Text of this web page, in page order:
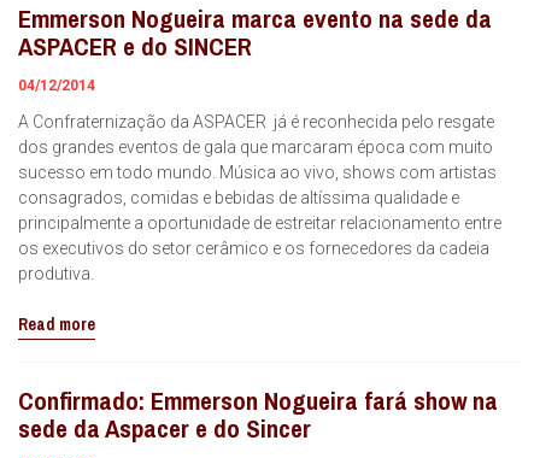
Emmerson Nogueira marca evento na sede da
ASPACER e do SINCER
04/12/2014
A Confraternização da ASPACER já é reconhecida pelo resgate
dos grandes eventos de gala que marcaram época com muito
sucesso em todo mundo. Música ao vivo, shows com artistas
consagrados, comidas e bebidas de altíssima qualidade e
principalmente a oportunidade de estreitar relacionamento entre
os executivos do setor cerâmico e os fornecedores da cadeia
produtiva.
Read more
Confirmado: Emmerson Nogueira fará show na
sede da Aspacer e do Sincer